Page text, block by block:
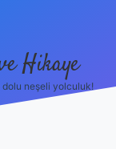
Hikaye
neşeli yolculuk!